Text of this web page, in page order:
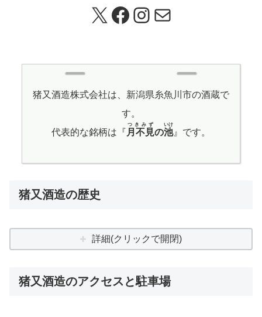
X Facebook
Instagram
メール
猪又酒造株式会社は、新潟県糸魚川市の酒蔵で
す。
代表的な銘柄は『 月不見
つきみず
の池
いけ
』です。
猪又酒造の歴史
詳細(クリックで開閉)
猪又酒造のアクセスと駐車場